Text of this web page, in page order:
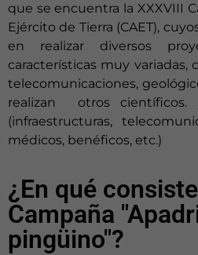
que se encuentra la XXXVIII
Ejército de Tierra (CAET),
en realizar diversos
características muy variadas,
telecomunicaciones,
realizan otros
(infraestructuras,
médicos, benéficos, etc.)
¿En qué
Campaña
pingüino"?